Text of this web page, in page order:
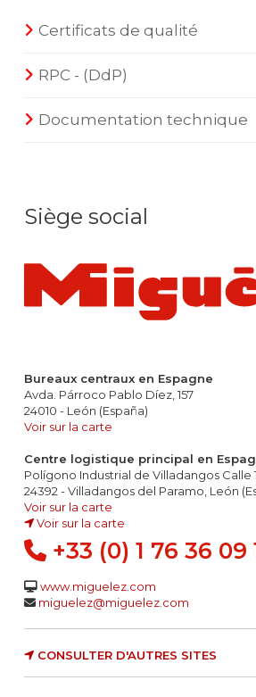
Certificats de qualité
RPC - (DdP)
Documentation technique
Siège social
Bureaux centraux en Espagne
Avda. Párroco Pablo Díez, 157
24010 - León (España)
Voir sur la carte
Centre logistique principal en
Polígono Industrial de Villadangos Calle
24392 - Villadangos del Paramo, León
Voir sur la carte
Voir sur la carte
+33 (0) 1 76 36 09
www.miguelez.com
miguelez@miguelez.com
CONSULTER D'AUTRES SITES